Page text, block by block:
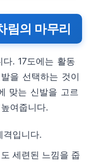
림의 마무리
. 17도에는 활동
을 선택하는 것이
맞는 신발을 고르
여줍니다.
격입니다.
세련된 느낌을 줍